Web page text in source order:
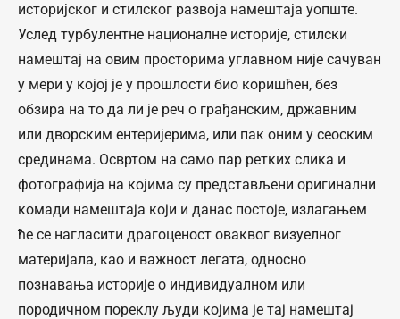
историјског и стилског развоја намештаја уопште.
Услед турбулентне националне историје, стилски
намештај на овим просторима углавном није сачуван
у мери у којој је у прошлости био коришћен, без
обзира на то да ли је реч о грађанским, државним
или дворским ентеријерима, или пак оним у сеоским
срединама. Освртом на само пар ретких слика и
фотографија на којима су представљени оригинални
комади намештаја који и данас постоје, излагањем
ће се нагласити драгоценост оваквог визуелног
материјала, као и важност легата, односно
познавања историје о индивидуалном или
породичном пореклу људи којима је тај намештај